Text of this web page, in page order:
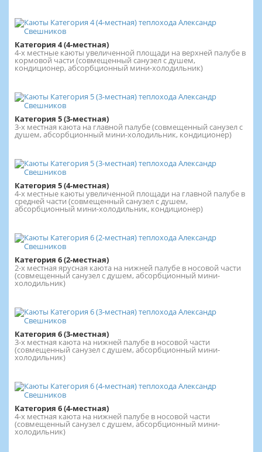
Категория 4 (4-местная)
4-х местные каюты увеличенной площади на верхней палубе в
кормовой части (совмещенный санузел с душем,
кондиционер, абсорбционный мини-холодильник)
Категория 5 (3-местная)
3-х местная каюта на главной палубе (совмещенный санузел с
душем, абсорбционный мини-холодильник, кондиционер)
Категория 5 (4-местная)
4-х местные каюты увеличенной площади на главной палубе в
средней части (совмещенный санузел с душем,
абсорбционный мини-холодильник, кондиционер)
Категория 6 (2-местная)
2-х местная ярусная каюта на нижней палубе в носовой части
(совмещенный санузел с душем, абсорбционный мини-
холодильник)
Категория 6 (3-местная)
3-х местная каюта на нижней палубе в носовой части
(совмещенный санузел с душем, абсорбционный мини-
холодильник)
Категория 6 (4-местная)
4-х местная каюта на нижней палубе в носовой части
(совмещенный санузел с душем, абсорбционный мини-
холодильник)